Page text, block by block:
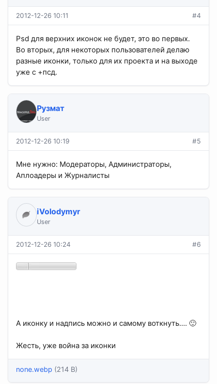
2012-12-26 10:11 #4
Psd для верхних иконок не будет, это во первых.
Во вторых, для некоторых пользователей делаю
разные иконки, только для их проекта и на выходе
уже с +псд.
Рузмат
User
2012-12-26 10:19 #5
Мне нужно: Модераторы, Администраторы,
Аплоадеры и Журналисты
iVolodymyr
User
2012-12-26 10:24 #6
А иконку и надпись можно и самому воткнуть.... 🙂
Жесть, уже война за иконки
none.webp (214 B)